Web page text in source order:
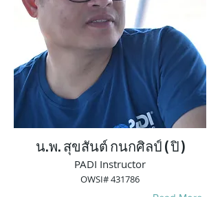
น.พ. สุขสันต์ กนกศิลป์ ( ปิ )
PADI Instructor
OWSI# 431786